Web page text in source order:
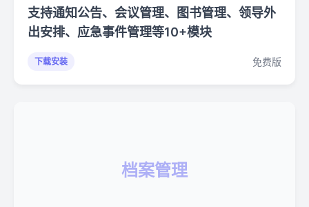
支持通知公告、会议管理、图书管理、领导外
出安排、应急事件管理等10+模块
下载安装 免费版
档案管理